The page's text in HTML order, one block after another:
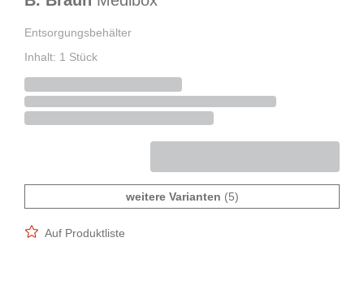
Entsorgungsbehälter
Inhalt: 1 Stück
weitere Varianten (5)
Auf Produktliste